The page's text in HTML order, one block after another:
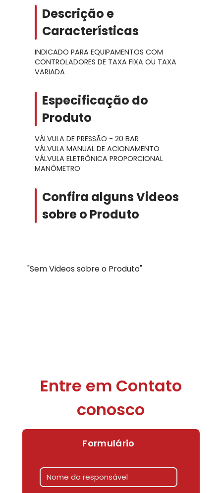
Descrição e
Características
INDICADO PARA EQUIPAMENTOS COM
CONTROLADORES DE TAXA FIXA OU TAXA
VARIADA
Especificação do
Produto
VÁLVULA DE PRESSÃO - 20 BAR
VÁLVULA MANUAL DE ACIONAMENTO
VÁLVULA ELETRÔNICA PROPORCIONAL
MANÔMETRO
Confira alguns Videos
sobre o Produto
"Sem Videos sobre o Produto"
Entre em Contato
conosco
Formulário